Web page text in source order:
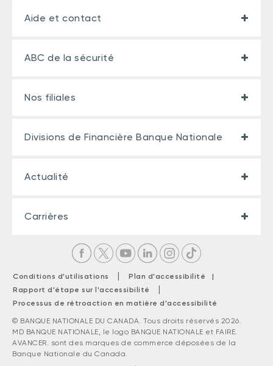
Aide et contact
ABC de la sécurité
Nos filiales
Divisions de Financière Banque Nationale
Actualité
Carrières
Conditions d'utilisations |
Plan d'accessibilité |
Rapport d'étape sur l'accessibilité
|
Processus de rétroaction en matière d'accessibilité
© BANQUE NATIONALE DU CANADA. Tous droits réservés 2026.
MD BANQUE NATIONALE, le logo BANQUE NATIONALE et FAIRE.
AVANCER. sont des marques de commerce déposées de la
Banque Nationale du Canada.